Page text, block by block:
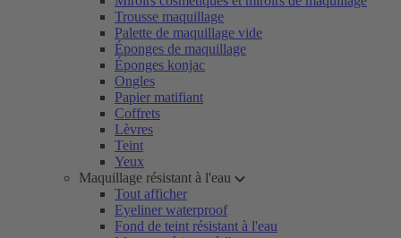
Trousse maquillage
Palette de maquillage vide
Éponges de maquillage
Éponges konjac
Ongles
Papier matifiant
Coffrets
Lèvres
Teint
Yeux
Maquillage résistant à l'eau
Tout afficher
Eyeliner waterproof
Fond de teint résistant à l'eau